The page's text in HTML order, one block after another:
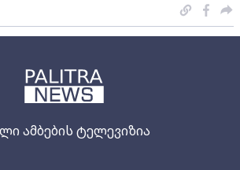
ამბების ტელევიზია